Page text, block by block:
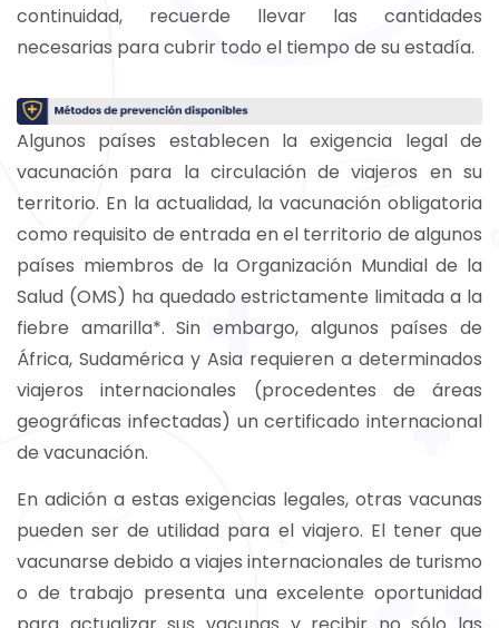
continuidad, recuerde llevar las cantidades
necesarias para cubrir todo el tiempo de su estadía.
Algunos países establecen la exigencia legal de
vacunación para la circulación de viajeros en su
territorio. En la actualidad, la vacunación obligatoria
como requisito de entrada en el territorio de algunos
países miembros de la Organización Mundial de la
Salud (OMS) ha quedado estrictamente limitada a la
fiebre amarilla*. Sin embargo, algunos países de
África, Sudamérica y Asia requieren a determinados
viajeros internacionales (procedentes de áreas
geográficas infectadas) un certificado internacional
de vacunación.
En adición a estas exigencias legales, otras vacunas
pueden ser de utilidad para el viajero. El tener que
vacunarse debido a viajes internacionales de turismo
o de trabajo presenta una excelente oportunidad